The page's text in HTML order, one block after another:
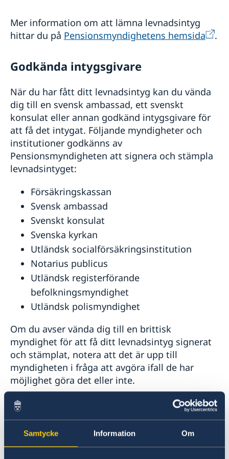
Samtycke Information Om
Kriminalitet och personlig säkerhet
Trafiksäkerhet
Resa i landet
Storbritanniens utomeuropeiska territorier
Resor från Storbritannien till Sverige
Mer information om att lämna levnadsintyg
hittar du på Pensionsmyndighetens hemsida .
Godkända intygsgivare
När du har fått ditt levnadsintyg kan du vända
dig till en svensk ambassad, ett svenskt
konsulat eller annan godkänd intygsgivare för
att få det intygat. Följande myndigheter och
institutioner godkänns av
Pensionsmyndigheten att signera och stämpla
levnadsintyget:
Försäkringskassan
Svensk ambassad
Svenskt konsulat
Svenska kyrkan
Utländsk socialförsäkringsinstitution
Notarius publicus
Utländsk registerförande
befolkningsmyndighet
Utländsk polismyndighet
Om du avser vända dig till en brittisk
myndighet för att få ditt levnadsintyg signerat
och stämplat, notera att det är upp till
myndigheten i fråga att avgöra ifall de har
möjlighet göra det eller inte.
Om du vill komma till ambassaden i London för
underskrift av levnadsintyget kan du besöka
ambassaden underreceptionens öppettider
Du behöver inte boka tid. Du behöver uppvisa